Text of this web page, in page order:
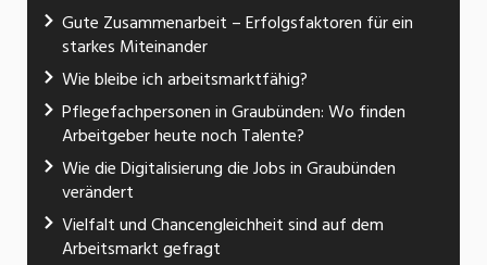
Gute Zusammenarbeit – Erfolgsfaktoren für ein
starkes Miteinander
Wie bleibe ich arbeitsmarktfähig?
Pflegefachpersonen in Graubünden: Wo finden
Arbeitgeber heute noch Talente?
Wie die Digitalisierung die Jobs in Graubünden
verändert
Vielfalt und Chancengleichheit sind auf dem
Arbeitsmarkt gefragt